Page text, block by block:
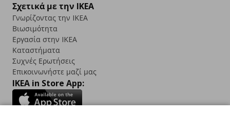
Σχετικά με την IKEA
Γνωρίζοντας την IKEA
Βιωσιμότητα
Εργασία στην IKEA
Καταστήματα
Συχνές Ερωτήσεις
Επικοινωνήστε μαζί μας
IKEA in Store App: